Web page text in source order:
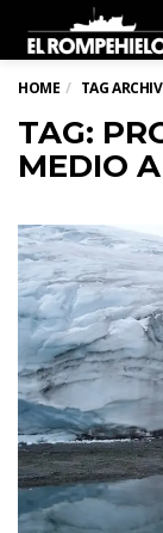
HOME TAG
TAG:
MEDIO